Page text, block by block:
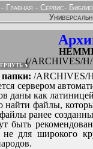
- Главная - Сервис-
(/ARCHIVES/
▼
/ARCHIVES/
сервером
даны как
файлы,
ранее
быть
для широкого